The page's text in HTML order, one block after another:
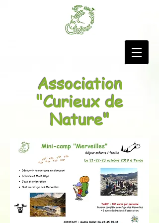
Association
"Curieux de
Nature"